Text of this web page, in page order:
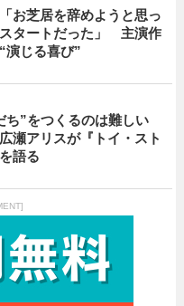
お芝居を辞めようと思っ
タートだった」 主演作
演じる喜び”
ち”をつくるのは難しい
瀬アリスが『トイ・スト
語る